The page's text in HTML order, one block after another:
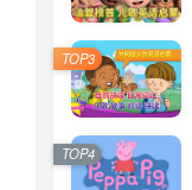
TOP3
TOP4